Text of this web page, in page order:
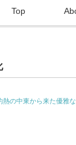
Top
熱の中東から来た優雅な